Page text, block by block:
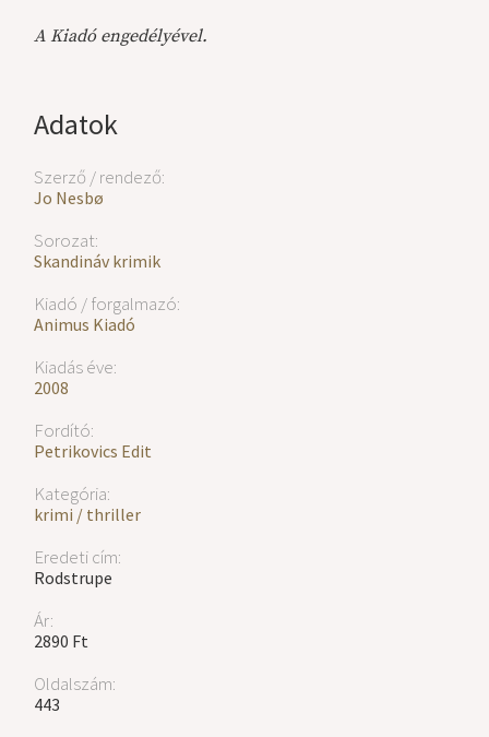
Adatok
Szerző / rendező:
Jo Nesbø
Sorozat:
Skandináv krimik
Kiadó / forgalmazó:
Animus Kiadó
Kiadás éve:
2008
Fordító:
Petrikovics Edit
Kategória:
krimi / thriller
Eredeti cím:
Rodstrupe
Ár:
2890 Ft
Oldalszám:
443
A Kiadó engedélyével.